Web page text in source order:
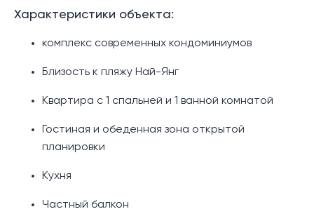
Характеристики объекта:
комплекс современных кондоминиумов
Близость к пляжу Най-Янг
Квартира с 1 спальней и 1 ванной комнатой
Гостиная и обеденная зона открытой
планировки
Кухня
Частный балкон